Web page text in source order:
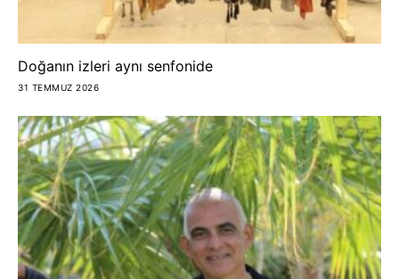
Doğanın izleri aynı senfonide
31 TEMMUZ 2026